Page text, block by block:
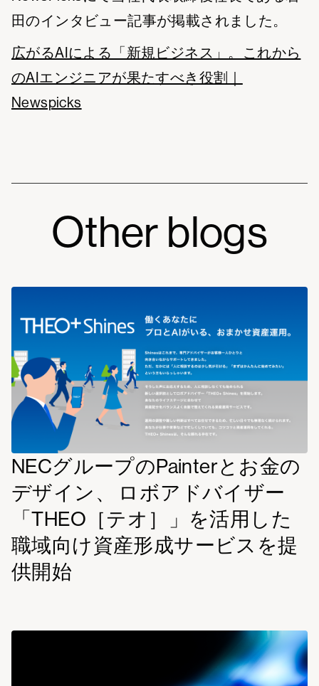
田のインタビュー記事が掲載されました。
広がるAIによる「新規ビジネス」。これから
のAIエンジニアが果たすべき役割｜
Newspicks
Other blogs
NECグループのPainterとお金の
デザイン、 ロボアドバイザー
「THEO［テオ］」を活用した
職域向け資産形成サービスを提
供開始